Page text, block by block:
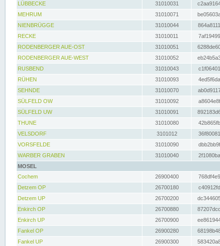
LÜBBECKE
31010031
MEHRUM
31010071
NIENBRÜGGE
31010044
RECKE
31010011
RODENBERGER AUE-OST
31010051
RODENBERGER AUE-WEST
31010052
RUSBEND
31010043
RÜHEN
31010093
SEHNDE
31010070
SÜLFELD OW
31010092
SÜLFELD UW
31010091
THUNE
31010080
VELSDORF
3101012
VORSFELDE
31010090
WARBER GRABEN
31010040
MOSEL
Cochem
26900400
Detzem OP
26700180
Detzem UP
26700200
Enkirch OP
26700880
Enkirch UP
26700900
Fankel OP
26900280
Fankel UP
26900300